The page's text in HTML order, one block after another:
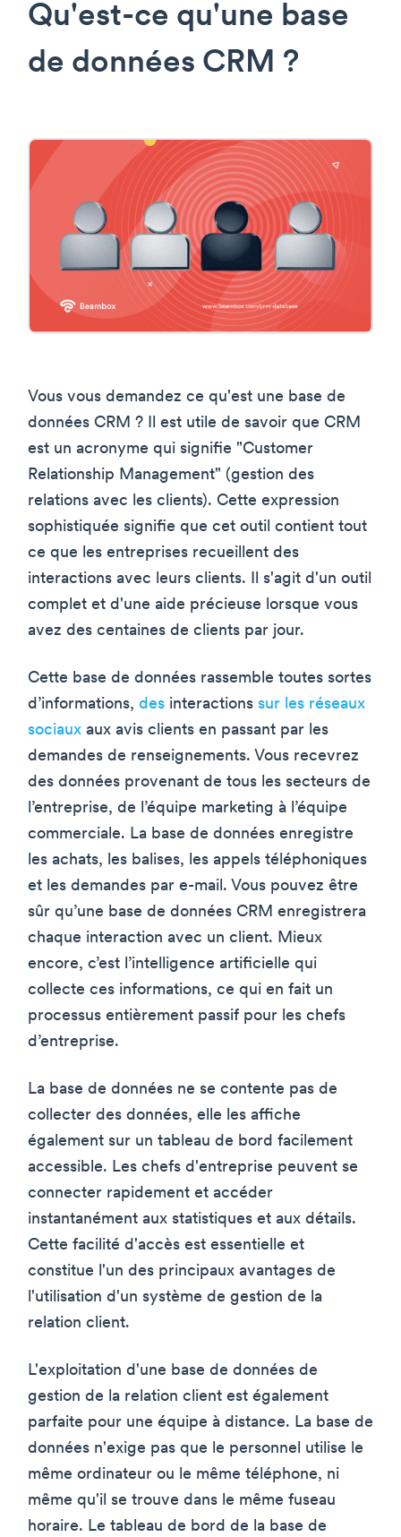
Qu'est-ce qu'une base
de données CRM ?
Vous vous demandez ce qu'est une base de
données CRM ? Il est utile de savoir que CRM
est un acronyme qui signifie "Customer
Relationship Management" (gestion des
relations avec les clients). Cette expression
sophistiquée signifie que cet outil contient tout
ce que les entreprises recueillent des
interactions avec leurs clients. Il s'agit d'un outil
complet et d'une aide précieuse lorsque vous
avez des centaines de clients par jour.
Cette base de données rassemble toutes sortes
d’informations, des interactions sur les réseaux
sociaux aux avis clients en passant par les
demandes de renseignements. Vous recevrez
des données provenant de tous les secteurs de
l’entreprise, de l’équipe marketing à l’équipe
commerciale. La base de données enregistre
les achats, les balises, les appels téléphoniques
et les demandes par e-mail. Vous pouvez être
sûr qu’une base de données CRM enregistrera
chaque interaction avec un client. Mieux
encore, c’est l’intelligence artificielle qui
collecte ces informations, ce qui en fait un
processus entièrement passif pour les chefs
d’entreprise.
La base de données ne se contente pas de
collecter des données, elle les affiche
également sur un tableau de bord facilement
accessible. Les chefs d'entreprise peuvent se
connecter rapidement et accéder
instantanément aux statistiques et aux détails.
Cette facilité d'accès est essentielle et
constitue l'un des principaux avantages de
l'utilisation d'un système de gestion de la
relation client.
L'exploitation d'une base de données de
gestion de la relation client est également
parfaite pour une équipe à distance. La base de
données n'exige pas que le personnel utilise le
même ordinateur ou le même téléphone, ni
même qu'il se trouve dans le même fuseau
horaire. Le tableau de bord de la base de